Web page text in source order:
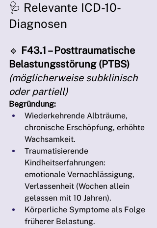
🩺 Relevante ICD-10-
Diagnosen
🔹 F43.1 – Posttraumatische
Belastungsstörung (PTBS)
(möglicherweise subklinisch
oder partiell)
Begründung:
Wiederkehrende Albträume,
chronische Erschöpfung, erhöhte
Wachsamkeit.
Traumatisierende
Kindheitserfahrungen:
emotionale Vernachlässigung,
Verlassenheit (Wochen allein
gelassen mit 10 Jahren).
Körperliche Symptome als Folge
früherer Belastung.